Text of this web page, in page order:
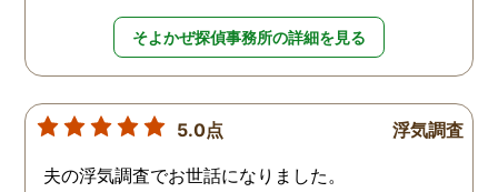
そよかぜ探偵事務所の詳細を見る
5.0点 浮気調査
夫の浮気調査でお世話になりました。